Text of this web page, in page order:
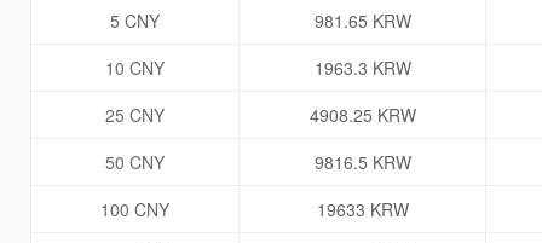
5 CNY
981.65 KRW
10 CNY
1963.3 KRW
25 CNY
4908.25 KRW
50 CNY
9816.5 KRW
100 CNY
19633 KRW